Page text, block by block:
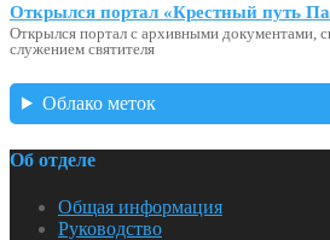
Открылся портал «Крестный путь
Открылся портал с архивными документами,
служением святителя
Облако меток
Об отделе
Общая информация
Руководство